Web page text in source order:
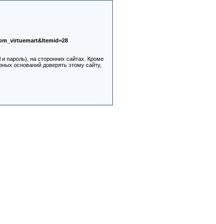
пароль), на сторонних сайтах. Кроме
оснований доверять этому сайту,